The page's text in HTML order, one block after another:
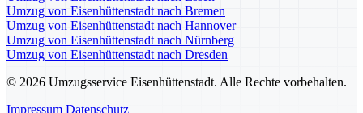
Umzug von Eisenhüttenstadt nach Bremen
Umzug von Eisenhüttenstadt nach Hannover
Umzug von Eisenhüttenstadt nach Nürnberg
Umzug von Eisenhüttenstadt nach Dresden
© 2026 Umzugsservice Eisenhüttenstadt. Alle Rechte vorbehalten.
Impressum Datenschutz